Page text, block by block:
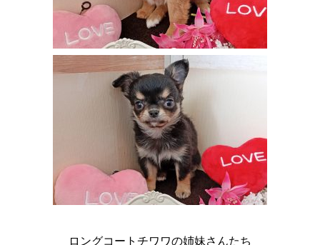
ロングコートチワワの姉妹さんたち